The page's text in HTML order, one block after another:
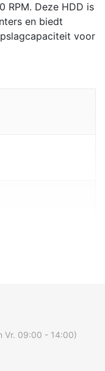
RPM. Deze HDD is
en biedt
voor
Vr. 09:00 - 14:00)